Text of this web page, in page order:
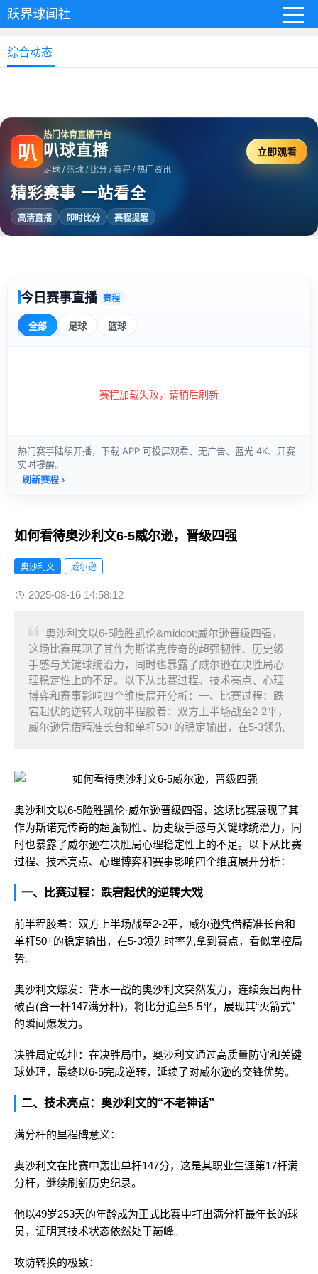
跃界球闻社
综合动态
叭
热门体育直播平台
叭球直播
足球 / 篮球 / 比分 / 赛程 / 热门资讯
精彩赛事 一站看全
高清直播 即时比分 赛程提醒
立即观看
如何看待奥沙利文6-5威尔逊，晋级四强
奥沙利文 威尔逊
2025-08-16 14:58:12
奥沙利文以6-5险胜凯伦&middot;威尔逊晋级四强，
这场比赛展现了其作为斯诺克传奇的超强韧性、历史级
手感与关键球统治力，同时也暴露了威尔逊在决胜局心
理稳定性上的不足。以下从比赛过程、技术亮点、心理
博弈和赛事影响四个维度展开分析：一、比赛过程：跌
宕起伏的逆转大戏前半程胶着：双方上半场战至2-2平，
威尔逊凭借精准长台和单杆50+的稳定输出，在5-3领先
奥沙利文以6-5险胜凯伦·威尔逊晋级四强，这场比赛展现了其
作为斯诺克传奇的超强韧性、历史级手感与关键球统治力，同
时也暴露了威尔逊在决胜局心理稳定性上的不足。以下从比赛
过程、技术亮点、心理博弈和赛事影响四个维度展开分析：
一、比赛过程：跌宕起伏的逆转大戏
前半程胶着：双方上半场战至2-2平，威尔逊凭借精准长台和
单杆50+的稳定输出，在5-3领先时率先拿到赛点，看似掌控局
势。
奥沙利文爆发：背水一战的奥沙利文突然发力，连续轰出两杆
破百(含一杆147满分杆)，将比分追至5-5平，展现其“火箭式”
的瞬间爆发力。
决胜局定乾坤：在决胜局中，奥沙利文通过高质量防守和关键
球处理，最终以6-5完成逆转，延续了对威尔逊的交锋优势。
二、技术亮点：奥沙利文的“不老神话”
满分杆的里程碑意义：
奥沙利文在比赛中轰出单杆147分，这是其职业生涯第17杆满
分杆，继续刷新历史纪录。
他以49岁253天的年龄成为正式比赛中打出满分杆最年长的球
员，证明其技术状态依然处于巅峰。
攻防转换的极致：